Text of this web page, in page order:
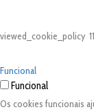
viewed_cookie_policy
Funcional
Funcional
Os cookies funcionais